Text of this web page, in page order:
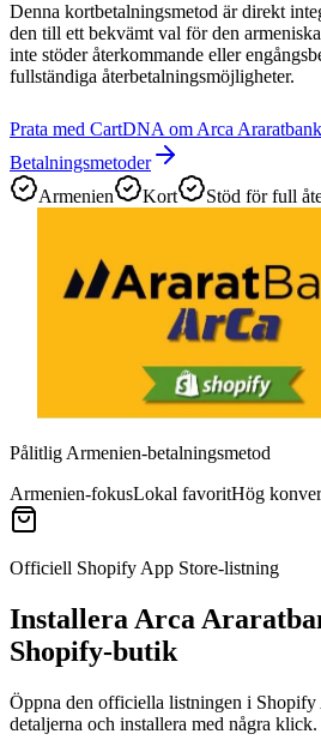
Denna kortbetalningsmetod är direkt
den till ett bekvämt val för den
inte stöder återkommande eller
fullständiga återbetalningsmöjligheter.
Prata med CartDNA om Arca Araratbank
Betalningsmetoder
Armenien
Kort Stöd för full
Pålitlig Armenien-betalningsmetod
Armenien-fokusLokal favoritHög
Officiell Shopify App Store-listning
Installera Arca
Shopify-butik
Öppna den officiella listningen i Shopify
detaljerna och installera med några klick.